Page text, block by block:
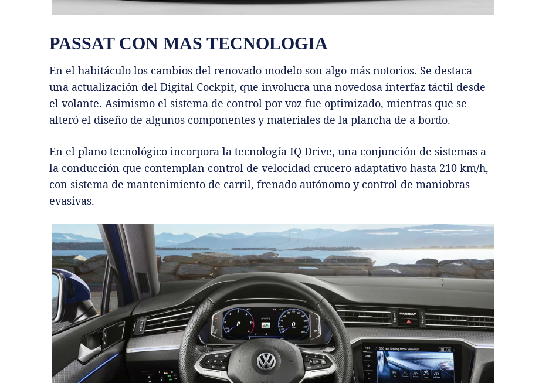
PASSAT CON MAS TECNOLOGIA
En el habitáculo los cambios del renovado modelo son algo más notorios. Se destaca
una actualización del Digital Cockpit, que involucra una novedosa interfaz táctil desde
el volante. Asimismo el sistema de control por voz fue optimizado, mientras que se
alteró el diseño de algunos componentes y materiales de la plancha de a bordo.
En el plano tecnológico incorpora la tecnología IQ Drive, una conjunción de sistemas a
la conducción que contemplan control de velocidad crucero adaptativo hasta 210 km/h,
con sistema de mantenimiento de carril, frenado autónomo y control de maniobras
evasivas.